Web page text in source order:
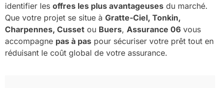
identifier les offres les plus avantageuses du marché.
Que votre projet se situe à Gratte-Ciel, Tonkin,
Charpennes, Cusset ou Buers, Assurance 06 vous
accompagne pas à pas pour sécuriser votre prêt tout en
réduisant le coût global de votre assurance.